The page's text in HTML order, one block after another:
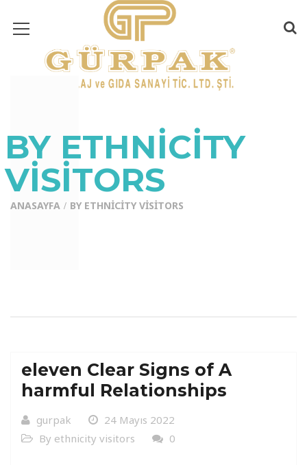
BY ETHNICITY
VISITORS
ANASAYFA BY ETHNICITY VISITORS
eleven Clear Signs of A
harmful Relationships
gurpak
24 Mayıs 2022
By ethnicity visitors
0